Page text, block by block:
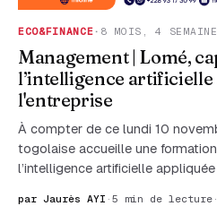
ECO&FINANCE · 8 MOIS, 4
Management | Lomé,
l’intelligence artificielle
l'entreprise
À compter de ce lundi 10
togolaise accueille une
l’intelligence artificielle
par Jaurès AYI · 5 min de lecture ·